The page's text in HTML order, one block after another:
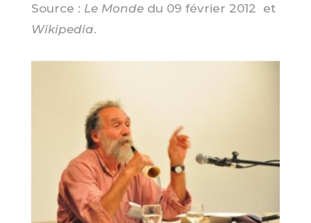
Source : Le Mondedu 09 février 2012 et
Wikipedia.